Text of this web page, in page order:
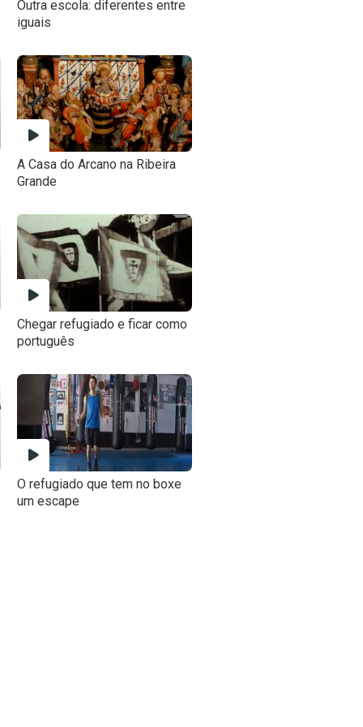
Outra escola: diferentes entre
iguais
A Casa do Arcano na Ribeira
Grande
Chegar refugiado e ficar como
português
O refugiado que tem no boxe
um escape